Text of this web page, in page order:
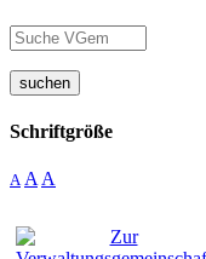
suchen
Schriftgröße
A A A